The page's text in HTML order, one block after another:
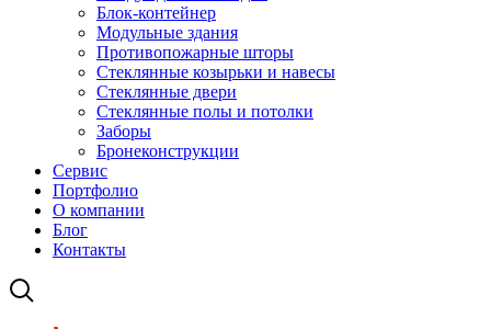
Блок-контейнер
Модульные здания
Противопожарные шторы
Стеклянные козырьки и навесы
Стеклянные двери
Стеклянные полы и потолки
Заборы
Бронеконструкции
Сервис
Портфолио
О компании
Блог
Контакты